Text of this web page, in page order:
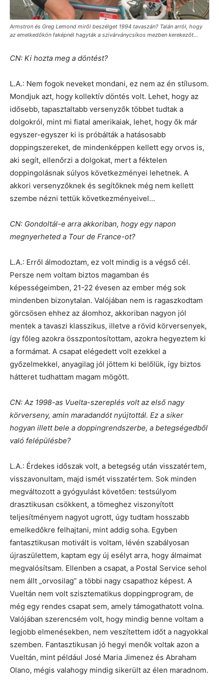
Armstron és Greg Lemond miről beszélget 1994 tavaszán? Talán arról, hogy
az emelkedőkön faképnél hagyták a szivárványcsíkos mezben kerekezőt…
CN: Ki hozta meg a döntést?
L.A.: Nem fogok neveket mondani, ez nem az én stílusom.
Mondjuk azt, hogy kollektív döntés volt. Lehet, hogy az
idősebb, tapasztaltabb versenyzők többet tudtak a
dolgokról, mint mi fiatal amerikaiak, lehet, hogy ők már
egyszer-egyszer ki is próbálták a hatásosabb
doppingszereket, de mindenképpen kellett egy orvos is,
aki segít, ellenőrzi a dolgokat, mert a féktelen
doppingolásnak súlyos következményei lehetnek. A
akkori versenyzőknek és segítőknek még nem kellett
szembe nézni tettük következményeivel…
CN: Gondoltál-e arra akkoriban, hogy egy napon
megnyerheted a Tour de France-ot?
L.A.: Erről álmodoztam, ez volt mindig is a végső cél.
Persze nem voltam biztos magamban és
képességeimben, 21-22 évesen az ember még sok
mindenben bizonytalan. Valójában nem is ragaszkodtam
görcsösen ehhez az álomhoz, akkoriban nagyon jól
mentek a tavaszi klasszikus, illetve a rövid körversenyek,
így főleg azokra összpontosítottam, azokra hegyeztem ki
a formámat. A csapat elégedett volt ezekkel a
győzelmekkel, anyagilag jól jöttem ki belőlük, így biztos
hátteret tudhattam magam mögött.
CN: Az 1998-as Vuelta-szereplés volt az első nagy
körverseny, amin maradandót nyújtottál. Ez a siker
hogyan illett bele a doppingrendszerbe, a betegségedből
való felépülésbe?
L.A.: Érdekes időszak volt, a betegség után visszatértem,
visszavonultam, majd ismét visszatértem. Sok minden
megváltozott a gyógyulást követően: testsúlyom
drasztikusan csökkent, a tömeghez viszonyított
teljesítményem nagyot ugrott, úgy tudtam hosszabb
emelkedőkre felhajtani, mint addig soha. Egyben
fantasztikusan motivált is voltam, lévén szabályosan
újraszülettem, kaptam egy új esélyt arra, hogy álmaimat
megvalósítsam. Ellenben a csapat, a Postal Service sehol
nem állt „orvosilag” a többi nagy csapathoz képest. A
Vueltán nem volt szisztematikus doppingprogram, de
még egy rendes csapat sem, amely támogathatott volna.
Valójában szerencsém volt, hogy mindig benne voltam a
legjobb elmenésekben, nem veszítettem időt a nagyokkal
szemben. Fantasztikusan jó hegyi menők voltak azon a
Vueltán, mint például José Maria Jimenez és Abraham
Olano, mégis valahogy mindig sikerült az élen maradnom.